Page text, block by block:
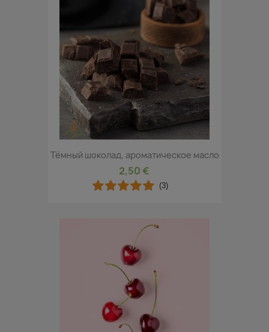
Тёмный шоколад, ароматическое масло
2,50 €
(3)